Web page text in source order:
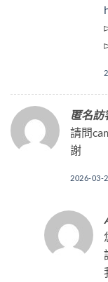
匿名訪
請問
謝
2026-03-